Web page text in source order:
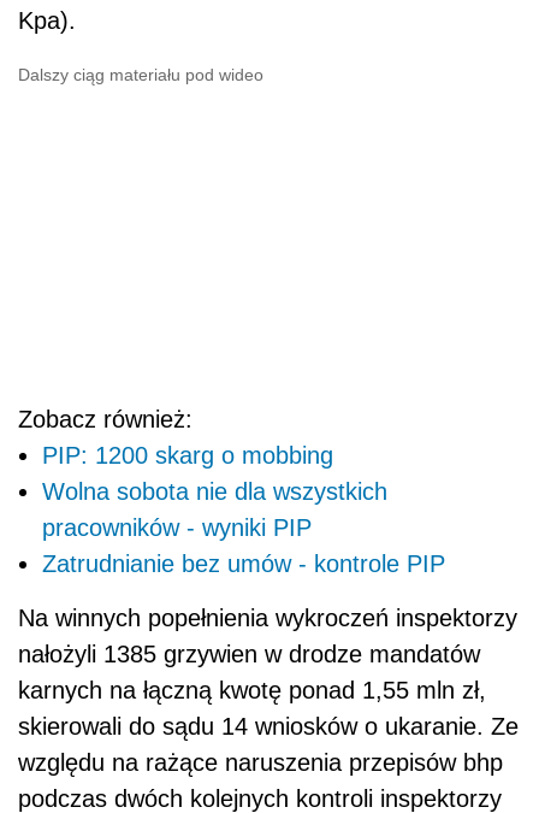
Kpa).
Dalszy ciąg materiału pod wideo
Zobacz również:
PIP: 1200 skarg o mobbing
Wolna sobota nie dla wszystkich
pracowników - wyniki PIP
Zatrudnianie bez umów - kontrole PIP
Na winnych popełnienia wykroczeń inspektorzy
nałożyli 1385 grzywien w drodze mandatów
karnych na łączną kwotę ponad 1,55 mln zł,
skierowali do sądu 14 wniosków o ukaranie. Ze
względu na rażące naruszenia przepisów bhp
podczas dwóch kolejnych kontroli inspektorzy